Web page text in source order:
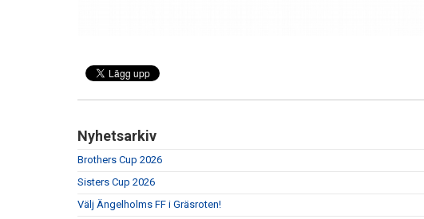
Nyhetsarkiv
Brothers Cup 2026
Sisters Cup 2026
Välj Ängelholms FF i Gräsroten!